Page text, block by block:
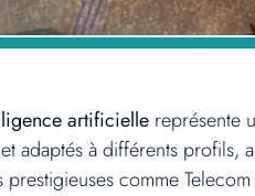
artificielle représente
adaptés à différents profils,
comme